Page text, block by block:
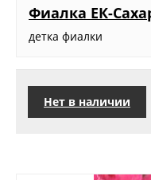
Фиалка ЕК-
детка фиалки
Нет в наличии